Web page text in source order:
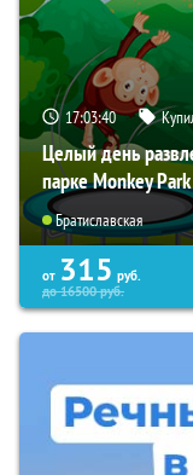
17:03:39
Целый день
парке Monkey
Братиславская
от 315 руб.
до16500руб.